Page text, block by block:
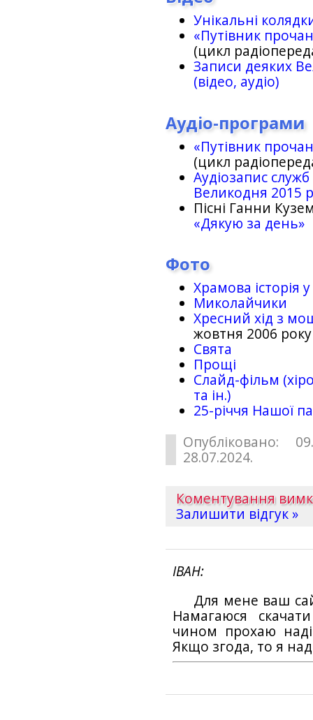
Унікальні
«Путівник
(цикл
Записи деяких
(відео, аудіо)
Аудіо-програми
«Путівник
(цикл
Аудіозапис
Великодня 2015
Пісні Ганни
«Дякую за день»
Фото
Храмова історія
Миколайчики
Хресний хід з
жовтня 2006 року
Свята
Прощі
Слайд-фільм
та ін.)
25-рiччя Нашої
Опубліковано:
28.07.2024.
Коментування
Залишити відгук »
ІВАН
Для мене ваш
Намагаюся
чином прохаю
Якщо згода, то я